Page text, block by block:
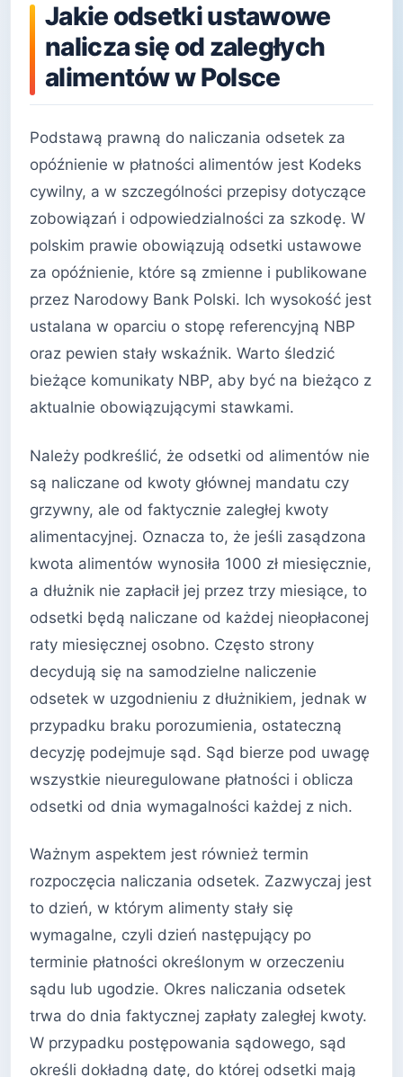
Jakie odsetki ustawowe
nalicza się od zaległych
alimentów w Polsce
Podstawą prawną do naliczania odsetek za
opóźnienie w płatności alimentów jest Kodeks
cywilny, a w szczególności przepisy dotyczące
zobowiązań i odpowiedzialności za szkodę. W
polskim prawie obowiązują odsetki ustawowe
za opóźnienie, które są zmienne i publikowane
przez Narodowy Bank Polski. Ich wysokość jest
ustalana w oparciu o stopę referencyjną NBP
oraz pewien stały wskaźnik. Warto śledzić
bieżące komunikaty NBP, aby być na bieżąco z
aktualnie obowiązującymi stawkami.
Należy podkreślić, że odsetki od alimentów nie
są naliczane od kwoty głównej mandatu czy
grzywny, ale od faktycznie zaległej kwoty
alimentacyjnej. Oznacza to, że jeśli zasądzona
kwota alimentów wynosiła 1000 zł miesięcznie,
a dłużnik nie zapłacił jej przez trzy miesiące, to
odsetki będą naliczane od każdej nieopłaconej
raty miesięcznej osobno. Często strony
decydują się na samodzielne naliczenie
odsetek w uzgodnieniu z dłużnikiem, jednak w
przypadku braku porozumienia, ostateczną
decyzję podejmuje sąd. Sąd bierze pod uwagę
wszystkie nieuregulowane płatności i oblicza
odsetki od dnia wymagalności każdej z nich.
Ważnym aspektem jest również termin
rozpoczęcia naliczania odsetek. Zazwyczaj jest
to dzień, w którym alimenty stały się
wymagalne, czyli dzień następujący po
terminie płatności określonym w orzeczeniu
sądu lub ugodzie. Okres naliczania odsetek
trwa do dnia faktycznej zapłaty zaległej kwoty.
W przypadku postępowania sądowego, sąd
określi dokładną datę, do której odsetki mają